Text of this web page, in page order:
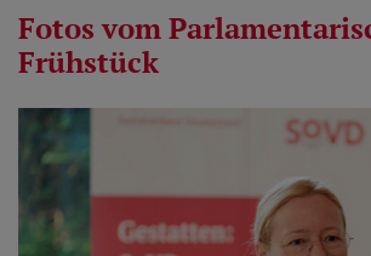
Fotos vom
Frühstück